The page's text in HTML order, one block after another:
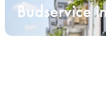
Budservice